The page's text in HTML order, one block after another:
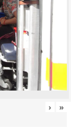
› »